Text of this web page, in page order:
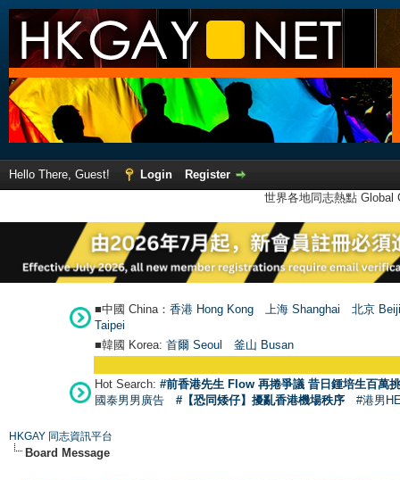
Hello There, Guest! Login
Register
世界各地同志熱點
■中國 China： 香港 Hong Kong 上海 Shanghai
北京
Taipei
■韓國 Korea: 首爾 Seoul 釜山 Busan
Hot Search: #前香港先生 Flow 再捲爭議 昔日鍾培生百萬
國泰男男廣告
#【恐同矮仔】擾亂香港機場秩序 #港男
HKGAY 同志資訊平台
Board Message